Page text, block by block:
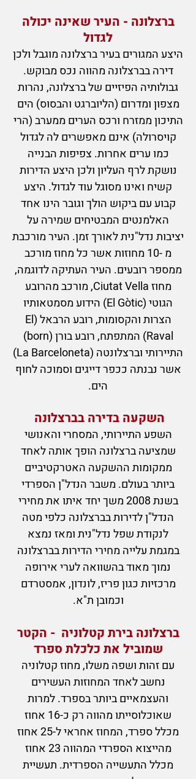
ברצלונה - העיר שאינה יכולה
לגדול
היצע המגורים בעיר ברצלונה מוגבל ולכן
דירה בברצלונה מהווה נכס מבוקש.
גבולותיה הפיזיים של ברצלונה, נהרות
מצפון ומדרום (הליוברגט והבסוס) הים
התיכון ממזרח ורכס הערים ממערב (הרי
קויסרולה) אינם מאפשרים לה לגדול
כמו ערים אחרות. צפיפות הבנייה
נושקת לרף העליון ולכן היצע הדירות
קשיח ואינו מסוגל עוד לגדול. היצע
קבוע עם ביקוש הולך וגובר הינו אחד
האלמנטים המבטיחים שמירה על
יציבות נדל"נית לאורך זמן. העיר מורכבת
מ -10 מחוזות אשר כל מחוז מורכב
ממספר רובעים. העיר העתיקה לדוגמה,
מחוז Ciutat Vella, מורכב מהרובע
הגוטי (El Gòtic) הידוע מסמטאותיו
הצרות והקסומות, רובע הרבאל (El
Raval) המתפתח, רובע בורן (born)
התיירותי וב
רצלונטה (La Barceloneta)
אשר נבנתה ככפר דייגים וסמוכה לחוף
הים.
השקעה בדירה בברצלונה
השפע התיירותי, המסחרי והאנושי
שמציעה ברצלונה הופך אותה לאחד
ממקומות ההשקעה האטרקטיביים
ביותר בעולם. משבר הנדל"ן הספרדי
בשנת 2008 משך יחד איתו את מחירי
הנדל"ן לדירות בברצלונה כלפי מטה
לנקודת שפל נדל"נית ומאז נמצא
במגמת עלייה מחירי הדירות בברצלונה
נמוך מאוד בהשוואה לערי אירופה
מרכזיות כגון פריז, לונדון, אמסטרדם
וכמובן ת"א.
ברצלונה בירת קטלוניה - הקטר
שמוביל את כלכלת ספרד
עם זהות ושפה משלו, מחוז קטלוניה
נחשב לאחד המחוזות העשירים
והעצמאיים ביותר בספרד. למרות
שאוכלוסייתו מהווה רק כ-16 אחוז
מכלל ספרד, המחוז אחראי ל-25 אחוז
מהייצוא הספרדי המהווה 23 אחוז
מכלל התעשייה הספרדית. תעשיית